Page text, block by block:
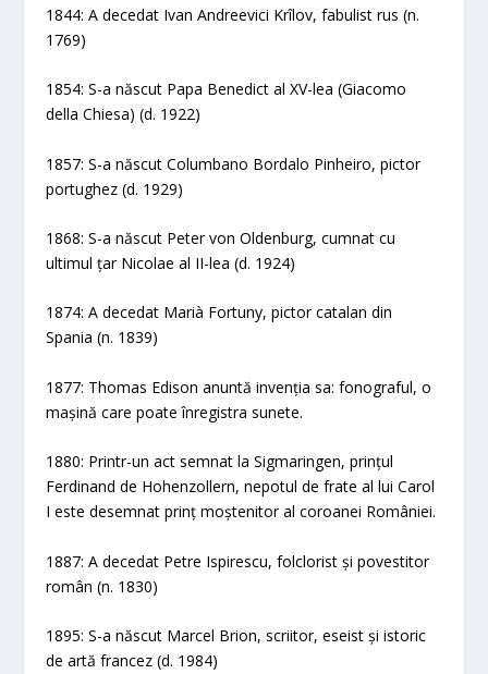
1844: A decedat Ivan Andreevici Krîlov, fabulist rus (n.
1769)
1854: S-a născut Papa Benedict al XV-lea (Giacomo
della Chiesa) (d. 1922)
1857: S-a născut Columbano Bordalo Pinheiro, pictor
portughez (d. 1929)
1868: S-a născut Peter von Oldenburg, cumnat cu
ultimul țar Nicolae al II-lea (d. 1924)
1874: A decedat Marià Fortuny, pictor catalan din
Spania (n. 1839)
1877: Thomas Edison anuntă invenția sa: fonograful, o
mașină care poate înregistra sunete.
1880: Printr-un act semnat la Sigmaringen, prințul
Ferdinand de Hohenzollern, nepotul de frate al lui Carol
I este desemnat prinț moștenitor al coroanei României.
1887: A decedat Petre Ispirescu, folclorist și povestitor
român (n. 1830)
1895: S-a născut Marcel Brion, scriitor, eseist și istoric
de artă francez (d. 1984)